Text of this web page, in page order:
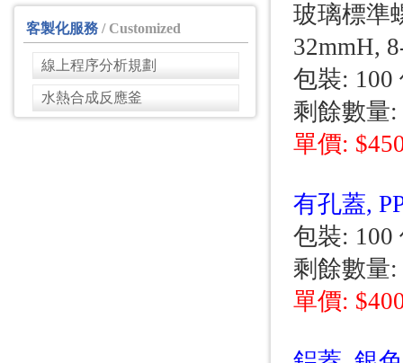
客製化服務 / Customized
線上程序分析規劃
水熱合成反應釜
玻璃標準
32mmH,
包裝: 100
剩餘數量:
單價:
有孔蓋,
包裝: 100
剩餘數量:
單價: